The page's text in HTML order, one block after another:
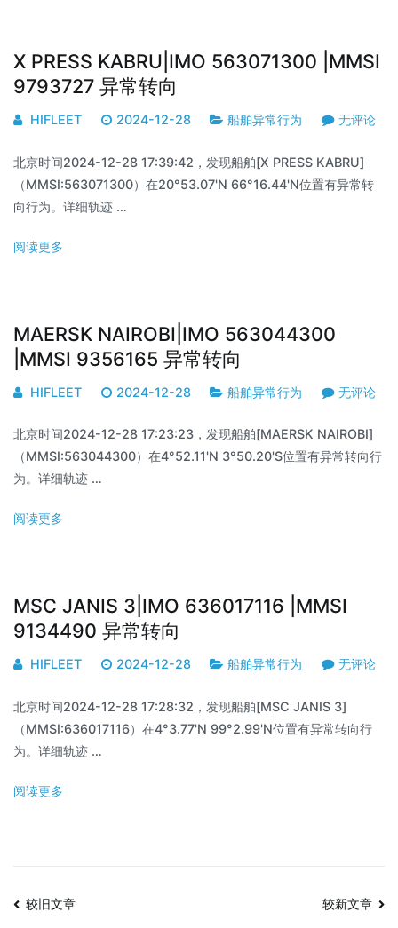
X PRESS KABRU|IMO 563071300 |MMSI
9793727 异常转向
HIFLEET 2024-12-28 船舶异常行为 无评论
北京时间2024-12-28 17:39:42，发现船舶[X PRESS KABRU]
（MMSI:563071300）在20°53.07'N 66°16.44'N位置有异常转
向行为。详细轨迹 …
阅读更多
MAERSK NAIROBI|IMO 563044300
|MMSI 9356165 异常转向
HIFLEET 2024-12-28 船舶异常行为 无评论
北京时间2024-12-28 17:23:23，发现船舶[MAERSK NAIROBI]
（MMSI:563044300）在4°52.11'N 3°50.20'S位置有异常转向行
为。详细轨迹 …
阅读更多
MSC JANIS 3|IMO 636017116 |MMSI
9134490 异常转向
HIFLEET 2024-12-28 船舶异常行为 无评论
北京时间2024-12-28 17:28:32，发现船舶[MSC JANIS 3]
（MMSI:636017116）在4°3.77'N 99°2.99'N位置有异常转向行
为。详细轨迹 …
阅读更多
较旧文章 较新文章